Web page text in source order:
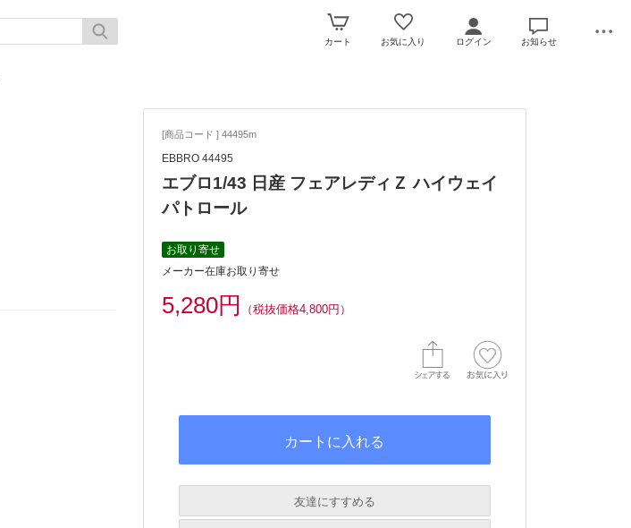
カート お気に入り ログイン お知らせ
[商品コード ] 44495m
EBBRO 44495
エブロ1/43 日産 フェアレディＺ ハイウェイ
パトロール
お取り寄せ
メーカー在庫お取り寄せ
5,280円 （税抜価格4,800円）
友達にすすめる